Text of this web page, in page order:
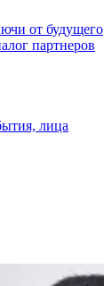
от будущего
партнеров
лица